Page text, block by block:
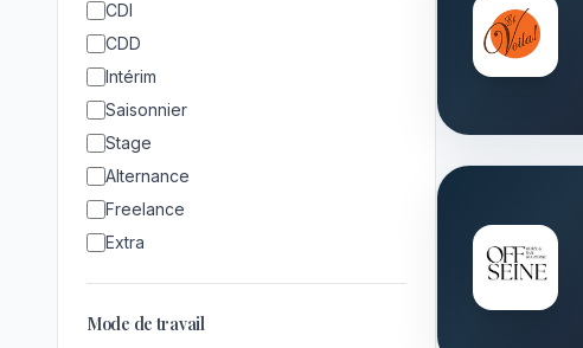
CDI
CDD
Intérim
Saisonnier
Stage
Alternance
Freelance
Extra
Mode de travail